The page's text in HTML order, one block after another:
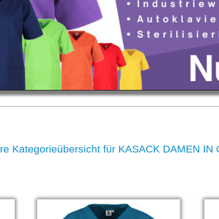
Kategorieübersicht für KASACK DAMEN IN